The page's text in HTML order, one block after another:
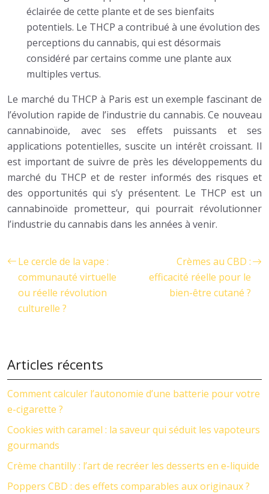
éclairée de cette plante et de ses bienfaits
potentiels. Le THCP a contribué à une évolution des
perceptions du cannabis, qui est désormais
considéré par certains comme une plante aux
multiples vertus.
Le marché du THCP à Paris est un exemple fascinant de
l’évolution rapide de l’industrie du cannabis. Ce nouveau
cannabinoïde, avec ses effets puissants et ses
applications potentielles, suscite un intérêt croissant. Il
est important de suivre de près les développements du
marché du THCP et de rester informés des risques et
des opportunités qui s’y présentent. Le THCP est un
cannabinoïde prometteur, qui pourrait révolutionner
l’industrie du cannabis dans les années à venir.
Le cercle de la vape :
communauté virtuelle
ou réelle révolution
culturelle ?
Crèmes au CBD :
efficacité réelle pour le
bien-être cutané ?
Articles récents
Comment calculer l’autonomie d’une batterie pour votre
e-cigarette ?
Cookies with caramel : la saveur qui séduit les vapoteurs
gourmands
Crème chantilly : l’art de recréer les desserts en e-liquide
Poppers CBD : des effets comparables aux originaux ?